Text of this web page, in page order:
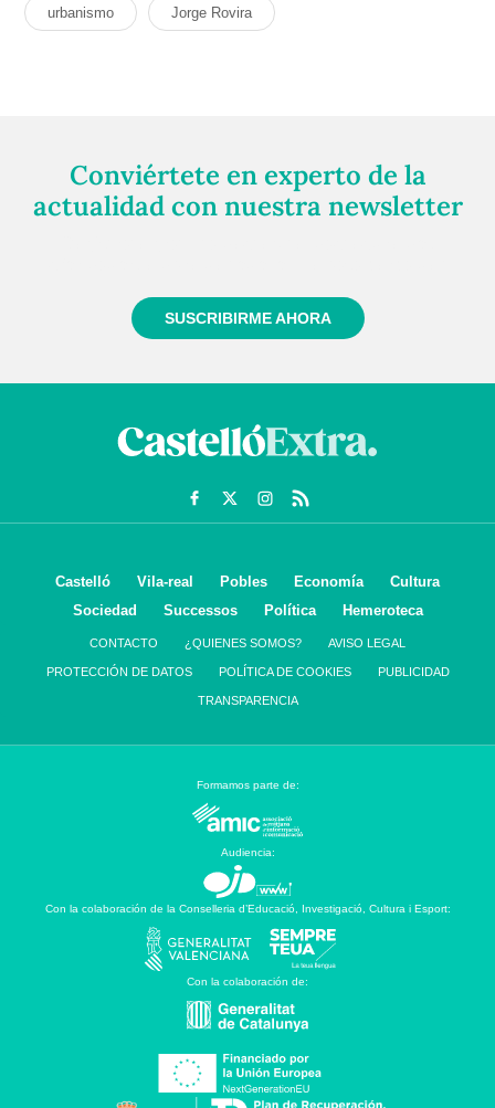
urbanismo Jorge Rovira
Conviértete en experto de la
actualidad con nuestra newsletter
SUSCRIBIRME AHORA
Castelló Vila-real Pobles Economía
Cultura
Sociedad
Successos Política Hemeroteca
CONTACTO ¿QUIENES SOMOS? AVISO LEGAL
PROTECCIÓN DE DATOS POLÍTICA DE COOKIES PUBLICIDAD
TRANSPARENCIA
Formamos parte de:
Audiencia:
Con la colaboración de la Conselleria d’Educació, Investigació, Cultura i Esport:
Con la colaboración de: